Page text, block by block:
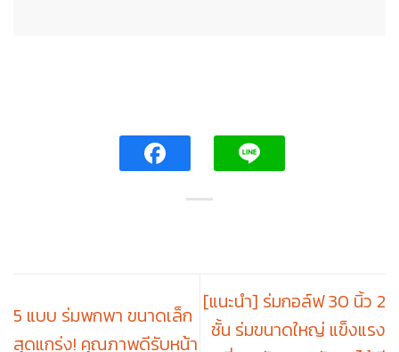
5 แบบ ร่มพกพา ขนาดเล็ก
สุดแกร่ง! คุณภาพดีรับหน้า
[แนะนำ] ร่มกอล์ฟ 30 นิ้ว 2
ชั้น ร่มขนาดใหญ่ แข็งแรง